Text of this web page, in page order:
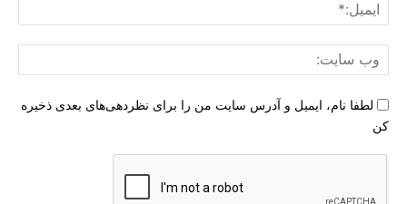
لطفا نام، ایمیل و آدرس سایت من را برای نظردهی‌های بعدی ذخیره
کن